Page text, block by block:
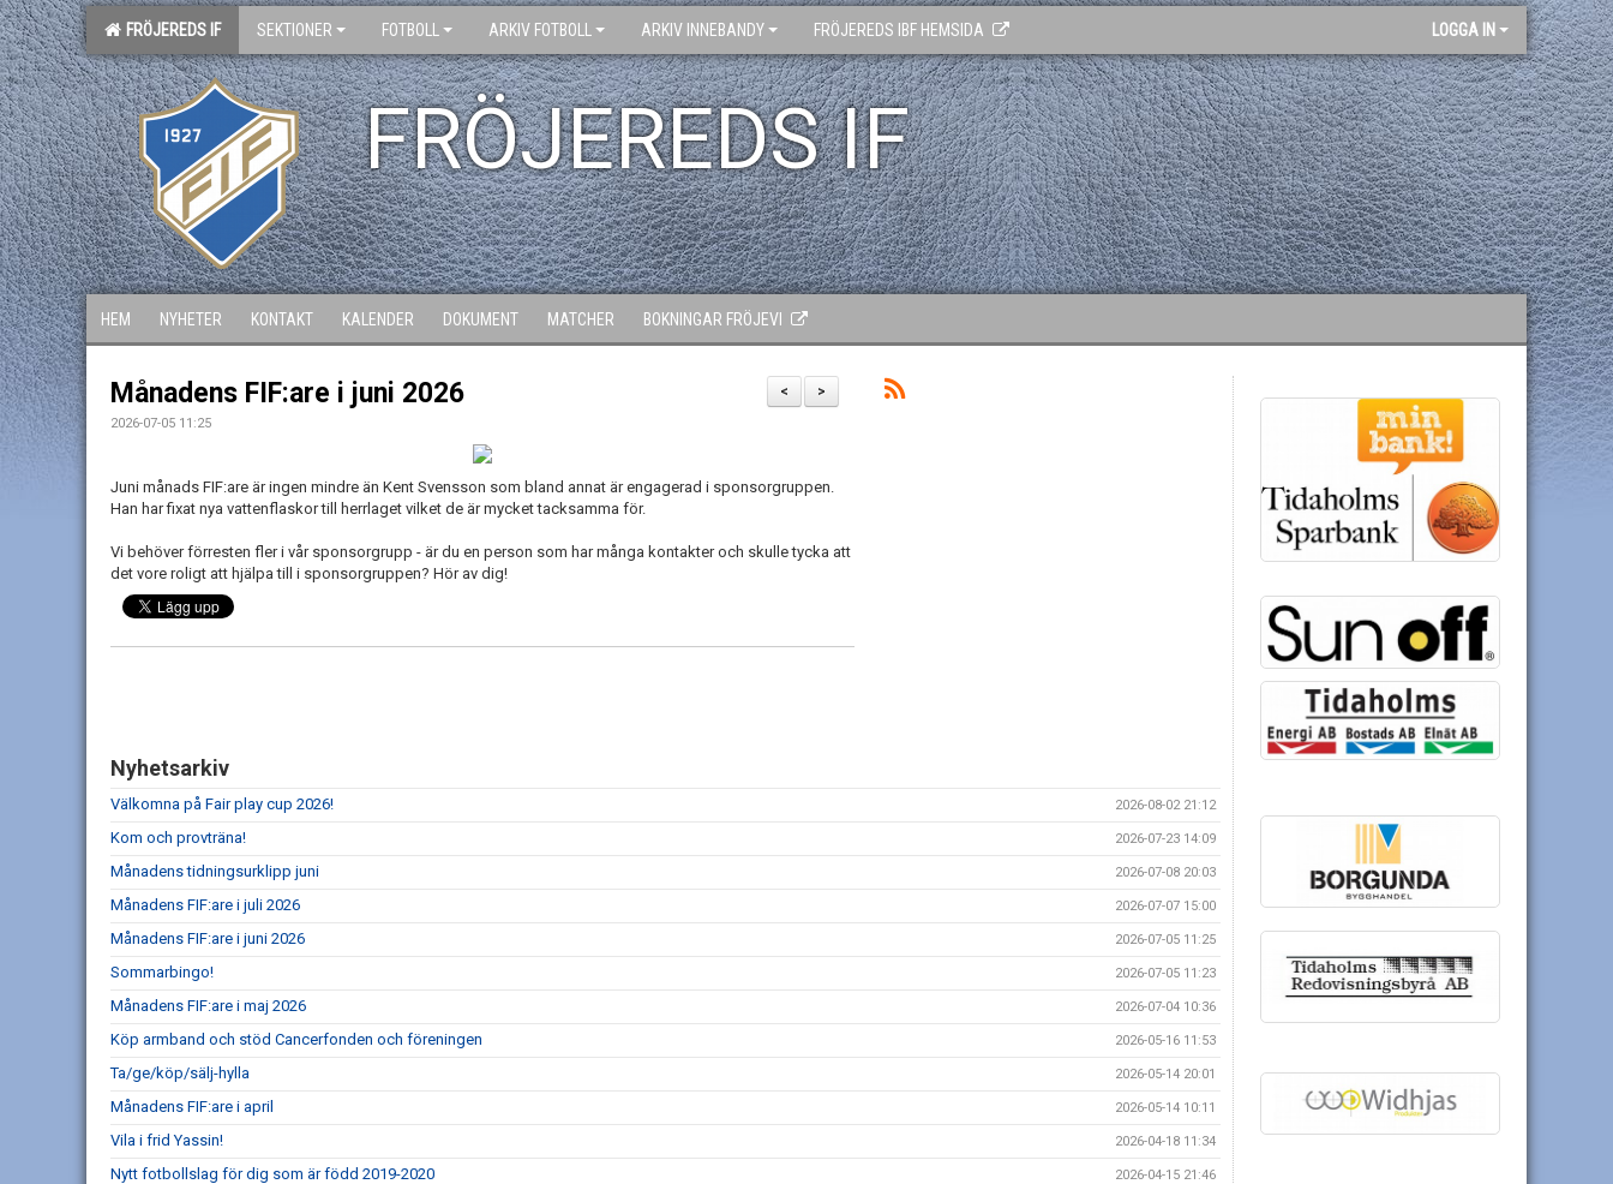
FRÖJEREDS IF SEKTIONER FOTBOLL ARKIV FOTBOLL ARKIV INNEBANDY FRÖJEREDS IBF HEMSIDA LOGGA IN
FRÖJEREDS IF
HEM NYHETER KONTAKT KALENDER DOKUMENT MATCHER BOKNINGAR FRÖJEVI
>
<
Månadens FIF:are i juni 2026
2026-07-05 11:25
Juni månads FIF:are är ingen mindre än Kent Svensson som bland annat är engagerad i sponsorgruppen.
Han har fixat nya vattenflaskor till herrlaget vilket de är mycket tacksamma för.
Vi behöver förresten fler i vår sponsorgrupp - är du en person som har många kontakter och skulle tycka att
det vore roligt att hjälpa till i sponsorgruppen? Hör av dig!
Nyhetsarkiv
Välkomna på Fair play cup 2026! 2026-08-02 21:12
Kom och provträna! 2026-07-23 14:09
Månadens tidningsurklipp juni 2026-07-08 20:03
Månadens FIF:are i juli 2026 2026-07-07 15:00
Månadens FIF:are i juni 2026 2026-07-05 11:25
Sommarbingo! 2026-07-05 11:23
Månadens FIF:are i maj 2026 2026-07-04 10:36
Köp armband och stöd Cancerfonden och föreningen 2026-05-16 11:53
Ta/ge/köp/sälj-hylla 2026-05-14 20:01
Månadens FIF:are i april 2026-05-14 10:11
Vila i frid Yassin! 2026-04-18 11:34
Nytt fotbollslag för dig som är född 2019-2020 2026-04-15 21:46